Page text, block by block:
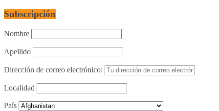
Subscripción
Nombre
Apellido
Dirección de correo electrónico:
Localidad
País